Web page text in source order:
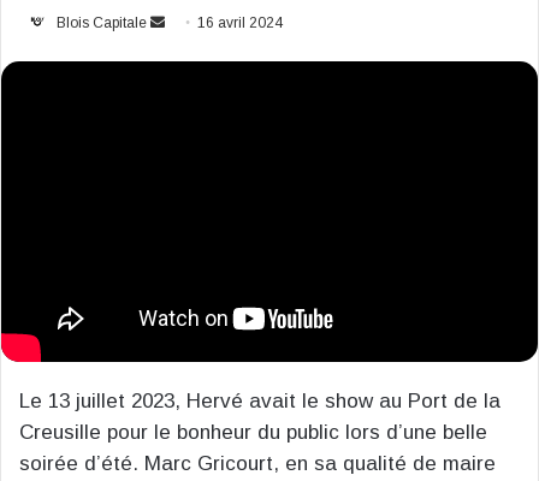
Blois Capitale
Envoyer16 avril 2024
Le 13 juillet 2023, Hervé avait le show au Port de la
Creusille pour le bonheur du public lors d’une belle
soirée d’été. Marc Gricourt, en sa qualité de maire